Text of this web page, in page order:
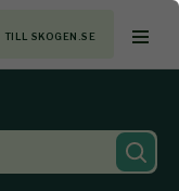
TILL SKOGEN.SE